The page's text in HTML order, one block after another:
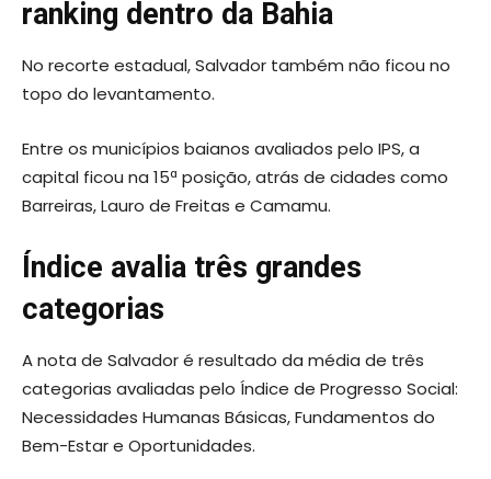
ranking dentro da Bahia
No recorte estadual, Salvador também não ficou no
topo do levantamento.
Entre os municípios baianos avaliados pelo IPS, a
capital ficou na 15ª posição, atrás de cidades como
Barreiras, Lauro de Freitas e Camamu.
Índice avalia três grandes
categorias
A nota de Salvador é resultado da média de três
categorias avaliadas pelo Índice de Progresso Social:
Necessidades Humanas Básicas, Fundamentos do
Bem-Estar e Oportunidades.